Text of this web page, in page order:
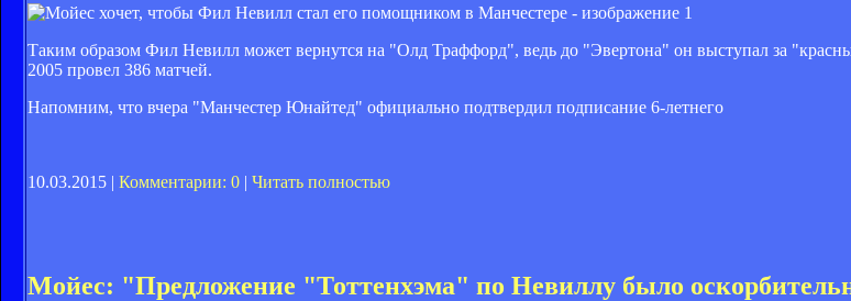
Таким образом Фил Невилл может вернутся на "Олд Траффорд", ведь до "Эвертона" он выступал за
2005 провел 386 матчей.
Напомним, что вчера "Манчестер Юнайтед" официально подтвердил подписание 6-летнего
10.03.2015 | Комментарии: 0 | Читать полностью
Мойес: "Предложение "Тоттенхэма" по Невиллу было